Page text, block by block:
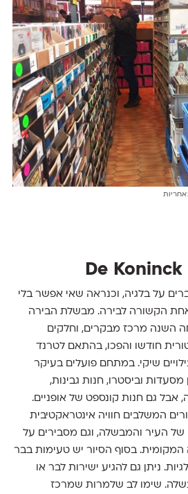
De
על בלגיה, וכנראה שאי אפשר בלי
אחת הקשורה לבירה. מבשלת הבירה
השנה מרכז מבקרים, וחלקים
חודשו והפכו, בהתאם לטרנד
שיקי. במתחם פועלים בעיקר
וביסטרו, חנות גבינות,
אבל גם חנות קונספט של אופניים.
המשלבים חוויה אינטראקטיבית
העיר והמבשלה, וגם מסבירים על
בסוף הסיור יש טעימות בבר
ניתן גם להגיע ישירות לבר או
שימו לב שלמרות שמרכז